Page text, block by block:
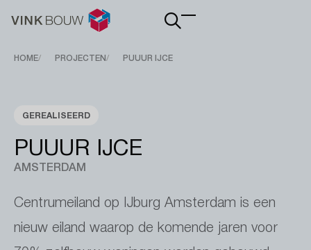
Main
Breadcrumb
HOME PROJECTEN PUUUR IJCE
GEREALISEERD
PUUUR IJCE
AMSTERDAM
Centrumeiland op IJburg Amsterdam is een
nieuw eiland waarop de komende jaren voor